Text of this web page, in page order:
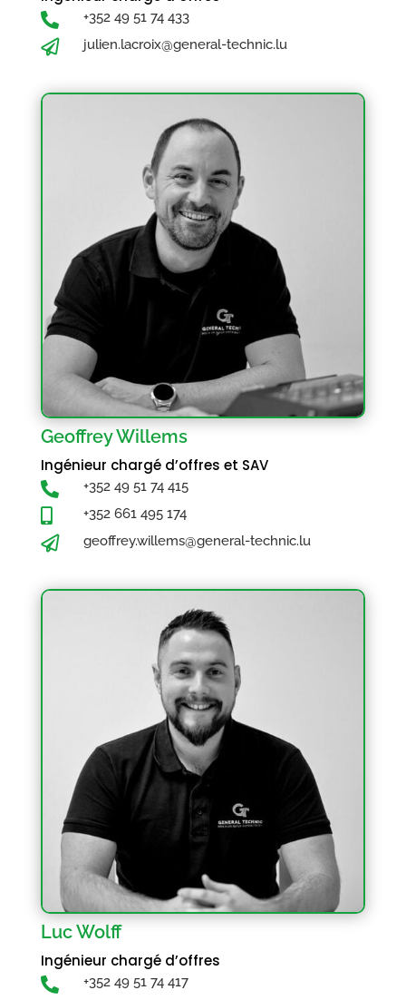

+352 49 51 74 433
 julien.lacroix@general-technic.lu
Geoffrey Willems
Ingénieur chargé d’offres et SAV

+352 49 51 74 415
 +352 661 495 174
 geoffrey.willems@general-technic.lu
Luc Wolff
Ingénieur chargé d’offres

+352 49 51 74 417